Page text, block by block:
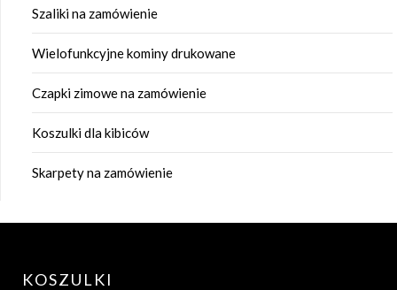
Szaliki na zamówienie
Wielofunkcyjne kominy drukowane
Czapki zimowe na zamówienie
Koszulki dla kibiców
Skarpety na zamówienie
KOSZULKI